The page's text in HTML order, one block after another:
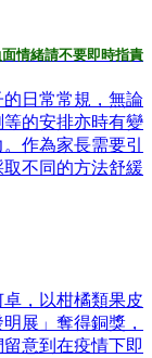
情緒請不要即時指責
日常常規，無論
的安排亦時有變
作為家長需要引
不同的方法舒緩
，以柑橘類果皮
展」奪得銅獎，
意到在疫情下即